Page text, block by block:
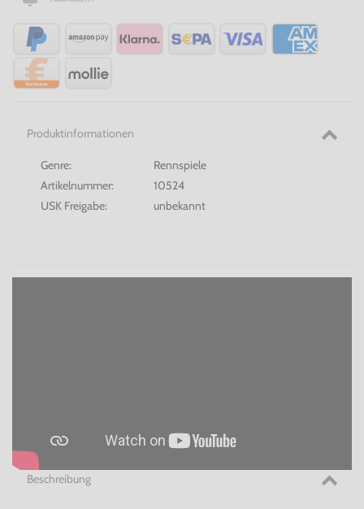
Produktinformationen
Genre:
Rennspiele
Artikelnummer:
10524
USK Freigabe:
unbekannt
Beschreibung